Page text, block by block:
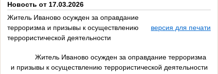
Новость от 17.03.2026
Житель Иваново осужден за оправдание
терроризма и призывы к осуществлению
террористической деятельности
версия для печати
Житель Иваново осужден за оправдание терроризма
и призывы к осуществлению террористической деятельности